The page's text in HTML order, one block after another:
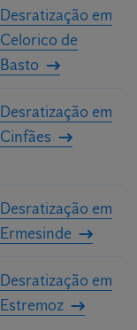
Desratização em
Celorico de
Basto
Desratização em
Cinfães
Desratização em
Ermesinde
Desratização em
Estremoz